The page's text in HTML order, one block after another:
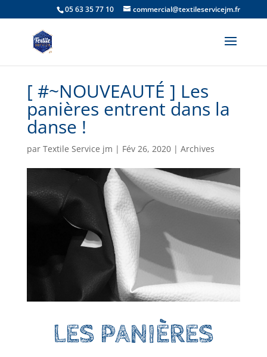
05 63 35 77 10 commercial@textileservicejm.fr
[ #~NOUVEAUTÉ ] Les
panières entrent dans la
danse !
par Textile Service jm | Fév 26, 2020| Archives
LES PANIÈRES